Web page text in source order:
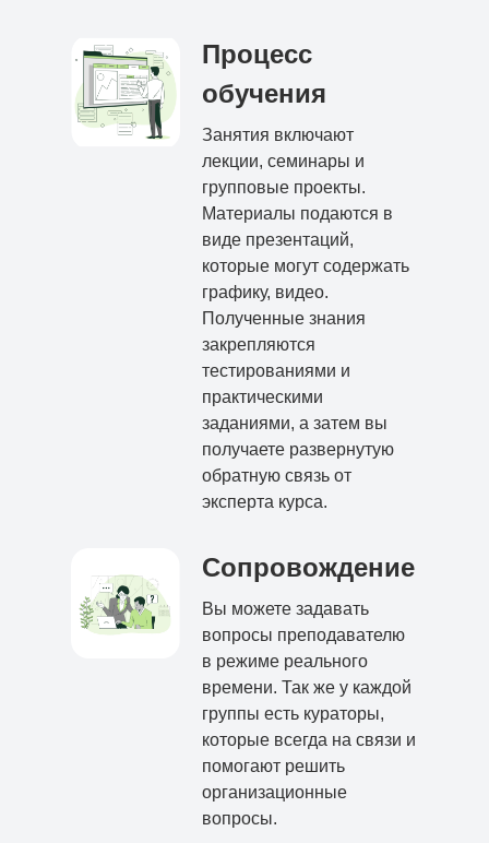
Процесс
обучения
Занятия включают
лекции, семинары и
групповые проекты.
Материалы подаются в
виде презентаций,
которые могут содержать
графику, видео.
Полученные знания
закрепляются
тестированиями и
практическими
заданиями, а затем вы
получаете развернутую
обратную связь от
эксперта курса.
Сопровождение
Вы можете задавать
вопросы преподавателю
в режиме реального
времени. Так же у каждой
группы есть кураторы,
которые всегда на связи и
помогают решить
организационные
вопросы.